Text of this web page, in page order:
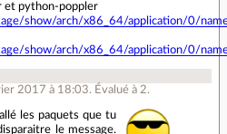
et python-poppler
show/arch/x86_64/application/0/
show/arch/x86_64/application/0/
2017 à 18:03. Évalué à 2.
les paquets que tu
le message.